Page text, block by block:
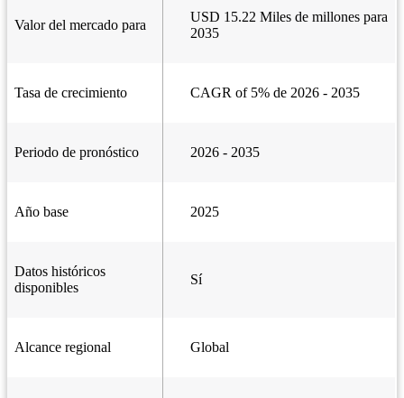
Valor del mercado para
USD 15.22 Miles de millones para
2035
Tasa de crecimiento CAGR of 5% de 2026 - 2035
Periodo de pronóstico 2026 - 2035
Año base 2025
Datos históricos
disponibles
Sí
Alcance regional Global